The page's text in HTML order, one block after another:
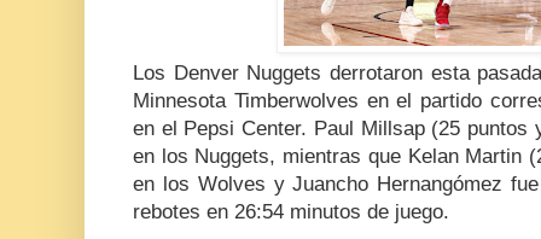
Los Denver Nuggets derrotaron esta
Minnesota Timberwolves en el partido
en el Pepsi Center. Paul Millsap (25
en los Nuggets, mientras que Kelan Martin
en los Wolves y Juancho Hernangómez
rebotes en 26:54 minutos de juego.